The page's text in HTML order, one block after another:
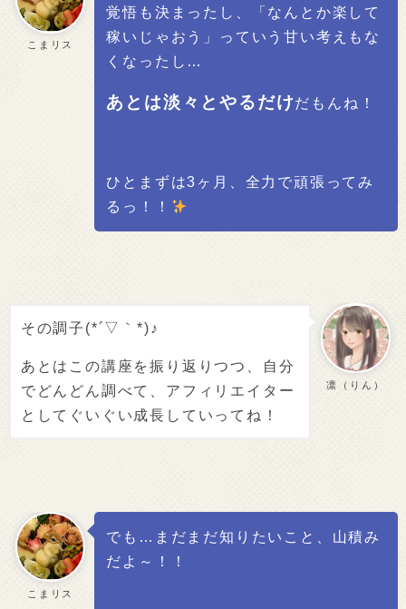
こまリス
覚悟も決まったし、「なんとか楽して
稼いじゃおう」っていう甘い考えもな
くなったし…
あとは淡々とやるだけだもんね！
ひとまずは3ヶ月、全力で頑張ってみ
るっ！！
凛（りん）
その調子(*´▽｀*)♪
あとはこの講座を振り返りつつ、自分
でどんどん調べて、アフィリエイター
としてぐいぐい成長していってね！
こまリス
でも…まだまだ知りたいこと、山積み
だよ～！！